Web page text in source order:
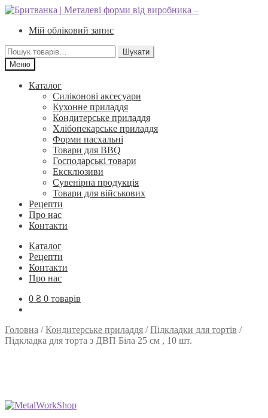
Перейти
навігації
Перейти
вмістуМій обліковий запис
Шукати:
Шукати
Меню
Каталог
Силіконові аксесуари
Кухонне приладдя
Кондитерське приладдя
Хлібопекарське приладдя
Форми пасхальні
Товари для BBQ
Господарські товари
Ексклюзиви
Сувенірна продукція
Товари для військових
Рецепти
Про нас
Контакти
Каталог
Рецепти
Контакти
Про нас
0 ₴ 0 товарів
Головна /Кондитерське приладдя /Підкладки для тортів /
Підкладка для торта з ДВП Біла 25 см , 10 шт.